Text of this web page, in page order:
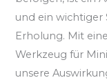
und ein wichtiger
Erholung. Mit
Werkzeug für
unsere